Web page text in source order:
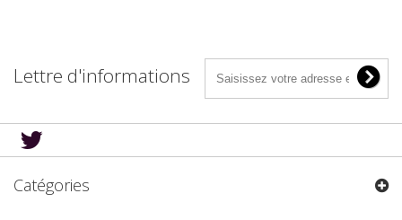
Lettre d'informations
Catégories